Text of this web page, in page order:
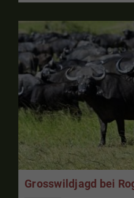
Grosswildjagd bei